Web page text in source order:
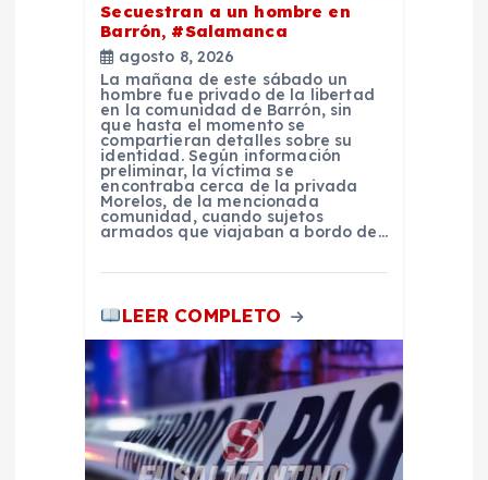
Secuestran a un hombre en
Barrón, #Salamanca
agosto 8, 2026
La mañana de este sábado un
hombre fue privado de la libertad
en la comunidad de Barrón, sin
que hasta el momento se
compartieran detalles sobre su
identidad. Según información
preliminar, la víctima se
encontraba cerca de la privada
Morelos, de la mencionada
comunidad, cuando sujetos
armados que viajaban a bordo de…
LEER COMPLETO